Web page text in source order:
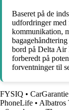
Baseret på de
udfordringer
kommunikation,
bord på Delta Air
forberedt på
forventninger til
FYSIQ •
PhoneLife • Albatros